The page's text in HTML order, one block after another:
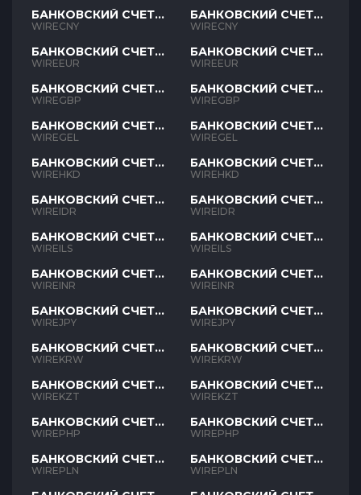
БАНКОВСКИЙ СЧЕТ
CNY
WIRECNY
БАНКОВСКИЙ СЧЕТ
EUR
WIREEUR
БАНКОВСКИЙ СЧЕТ
GBP
WIREGBP
БАНКОВСКИЙ СЧЕТ
GEL
WIREGEL
БАНКОВСКИЙ СЧЕТ
HKD
WIREHKD
БАНКОВСКИЙ СЧЕТ
IDR
WIREIDR
БАНКОВСКИЙ СЧЕТ
ILS
WIREILS
БАНКОВСКИЙ СЧЕТ
INR
WIREINR
БАНКОВСКИЙ СЧЕТ
JPY
WIREJPY
БАНКОВСКИЙ СЧЕТ
KRW
WIREKRW
БАНКОВСКИЙ СЧЕТ
KZT
WIREKZT
БАНКОВСКИЙ СЧЕТ
PHP
WIREPHP
БАНКОВСКИЙ СЧЕТ
PLN
WIREPLN
БАНКОВСКИЙ СЧЕТ
CNY
WIRECNY
БАНКОВСКИЙ СЧЕТ
EUR
WIREEUR
БАНКОВСКИЙ СЧЕТ
GBP
WIREGBP
БАНКОВСКИЙ СЧЕТ
GEL
WIREGEL
БАНКОВСКИЙ СЧЕТ
HKD
WIREHKD
БАНКОВСКИЙ СЧЕТ
IDR
WIREIDR
БАНКОВСКИЙ СЧЕТ
ILS
WIREILS
БАНКОВСКИЙ СЧЕТ
INR
WIREINR
БАНКОВСКИЙ СЧЕТ
JPY
WIREJPY
БАНКОВСКИЙ СЧЕТ
KRW
WIREKRW
БАНКОВСКИЙ СЧЕТ
KZT
WIREKZT
БАНКОВСКИЙ СЧЕТ
PHP
WIREPHP
БАНКОВСКИЙ СЧЕТ
PLN
WIREPLN